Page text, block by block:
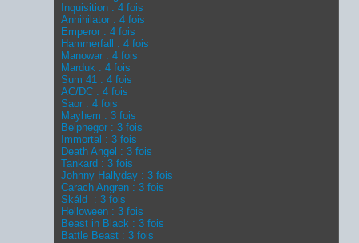
Inquisition : 4 fois
Annihilator : 4 fois
Emperor : 4 fois
Hammerfall : 4 fois
Manowar : 4 fois
Marduk : 4 fois
Sum 41 : 4 fois
AC/DC : 4 fois
Saor : 4 fois
Mayhem : 3 fois
Belphegor : 3 fois
Immortal : 3 fois
Death Angel : 3 fois
Tankard : 3 fois
Johnny Hallyday : 3 fois
Carach Angren : 3 fois
Skáld : 3 fois
Helloween : 3 fois
Beast in Black : 3 fois
Battle Beast : 3 fois